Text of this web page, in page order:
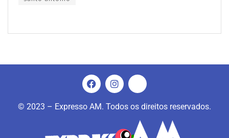
© 2023 – Expresso AM. Todos os direitos reservados.